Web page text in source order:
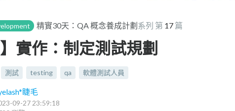
精實30天：QA 概念養成計劃系列 第 17 篇
】實作：制定測試規劃
測試 testing qa 軟體測試人員
睫毛
09-27 23:59:18